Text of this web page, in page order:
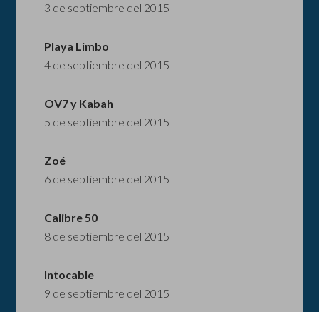
3 de septiembre del 2015
Playa Limbo
4 de septiembre del 2015
OV7 y Kabah
5 de septiembre del 2015
Zoé
6 de septiembre del 2015
Calibre 50
8 de septiembre del 2015
Intocable
9 de septiembre del 2015